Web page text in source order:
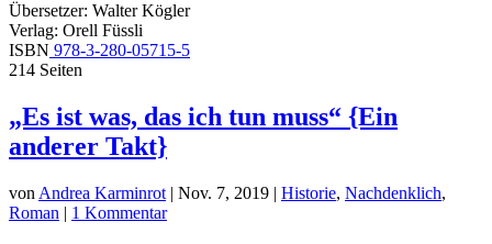
Übersetzer: Walter Kögler
Verlag: Orell Füssli
ISBN 978-3-280-05715-5
214 Seiten
„Es ist was, das ich tun muss“ {Ein
anderer Takt}
von Andrea Karminrot | Nov. 7, 2019 | Historie, Nachdenklich,
Roman | 1 Kommentar